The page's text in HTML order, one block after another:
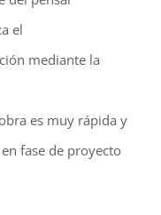
el
mediante la
es muy rápida y
fase de proyecto